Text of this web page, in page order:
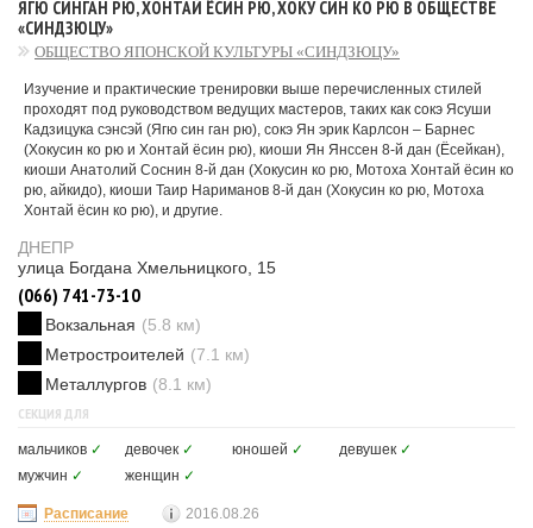
ЯГЮ СИНГАН РЮ, ХОНТАЙ ЁСИН РЮ, ХОКУ СИН КО РЮ В ОБЩЕСТВЕ
«СИНДЗЮЦУ»
ОБЩЕСТВО ЯПОНСКОЙ КУЛЬТУРЫ «СИНДЗЮЦУ»
Изучение и практические тренировки выше перечисленных стилей
проходят под руководством ведущих мастеров, таких как сокэ Ясуши
Кадзицука сэнсэй (Ягю син ган рю), сокэ Ян эрик Карлсон – Барнес
(Хокусин ко рю и Хонтай ёсин рю), киоши Ян Янссен 8-й дан (Ёсейкан),
киоши Анатолий Соснин 8-й дан (Хокусин ко рю, Мотоха Хонтай ёсин ко
рю, айкидо), киоши Таир Нариманов 8-й дан (Хокусин ко рю, Мотоха
Хонтай ёсин ко рю), и другие.
ДНЕПР
улица Богдана Хмельницкого, 15
(066) 741-73-10
Вокзальная (5.8 км)
Метростроителей (7.1 км)
Металлургов (8.1 км)
СЕКЦИЯ ДЛЯ
мальчиков ✓ девочек ✓ юношей ✓ девушек ✓
мужчин ✓ женщин ✓
Расписание 2016.08.26